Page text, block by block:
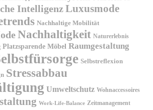
IntelligenzLuxusmode
Nachhaltige Mobilität
Nachhaltigkeit Naturerlebnis
Platzsparende Möbel Raumgestaltung
Selbstreflexion
Stressabbau
Umweltschutz Wohnaccessoires
Work-Life-Balance Zeitmanagement